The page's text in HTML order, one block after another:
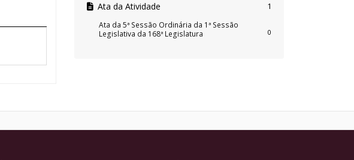
Ata da Atividade 1
Ata da 5ª Sessão Ordinária da 1ª Sessão
Legislativa da 168ª Legislatura
0